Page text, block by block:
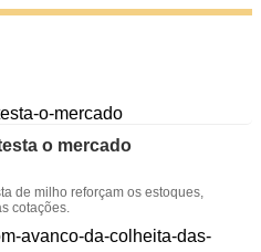
o mercado
de milho reforçam os estoques,
cotações.